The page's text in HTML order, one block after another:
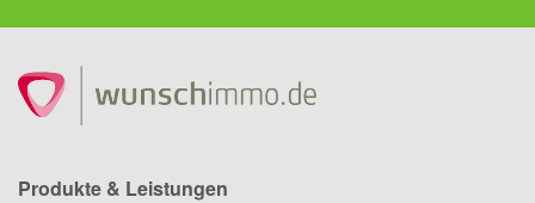
Produkte & Leistungen